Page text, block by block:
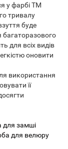
у фарбі ТМ
тривалу
буде
багаторазового
для всіх видів
оновити
використання
її
для замші
для велюру